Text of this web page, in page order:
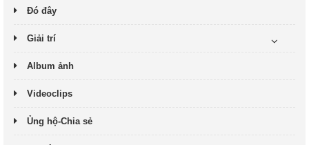
Đó đây
Giải trí
Album ảnh
Videoclips
Ủng hộ-Chia sẻ